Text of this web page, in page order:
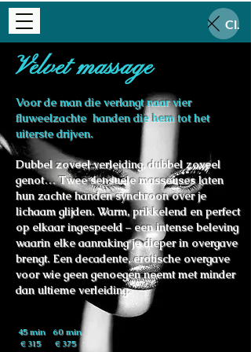
Close
Velvet massage
Voor de man die verlangt naar vier
fluweelzachte handen die hem tot het
uiterste drijven.
Dubbel zoveel verleiding, dubbel zoveel
genot… Twee sensuele masseuses laten
hun zachte handen synchroon over je
lichaam glijden. Warm, prikkelend en perfect
op elkaar ingespeeld – een intense beleving
waarin elke aanraking je dieper in overgave
brengt. Een decadente, erotische overgave
voor wie geen genoegen neemt met minder
dan ultieme verleiding.
45 min 60 min
€ 315 € 375